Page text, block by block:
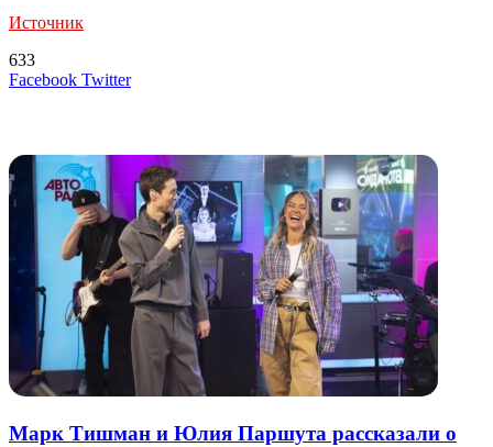
Источник
633
Facebook TwitterLinkedIn
Tumblr
Reddit
Вконтакте
Одноклассники
Skype
Messenger
Messenger
WhatsApp
Telegram
Viber
Line
Поделиться
Печатать
Марк Тишман и Юлия Паршута рассказали о